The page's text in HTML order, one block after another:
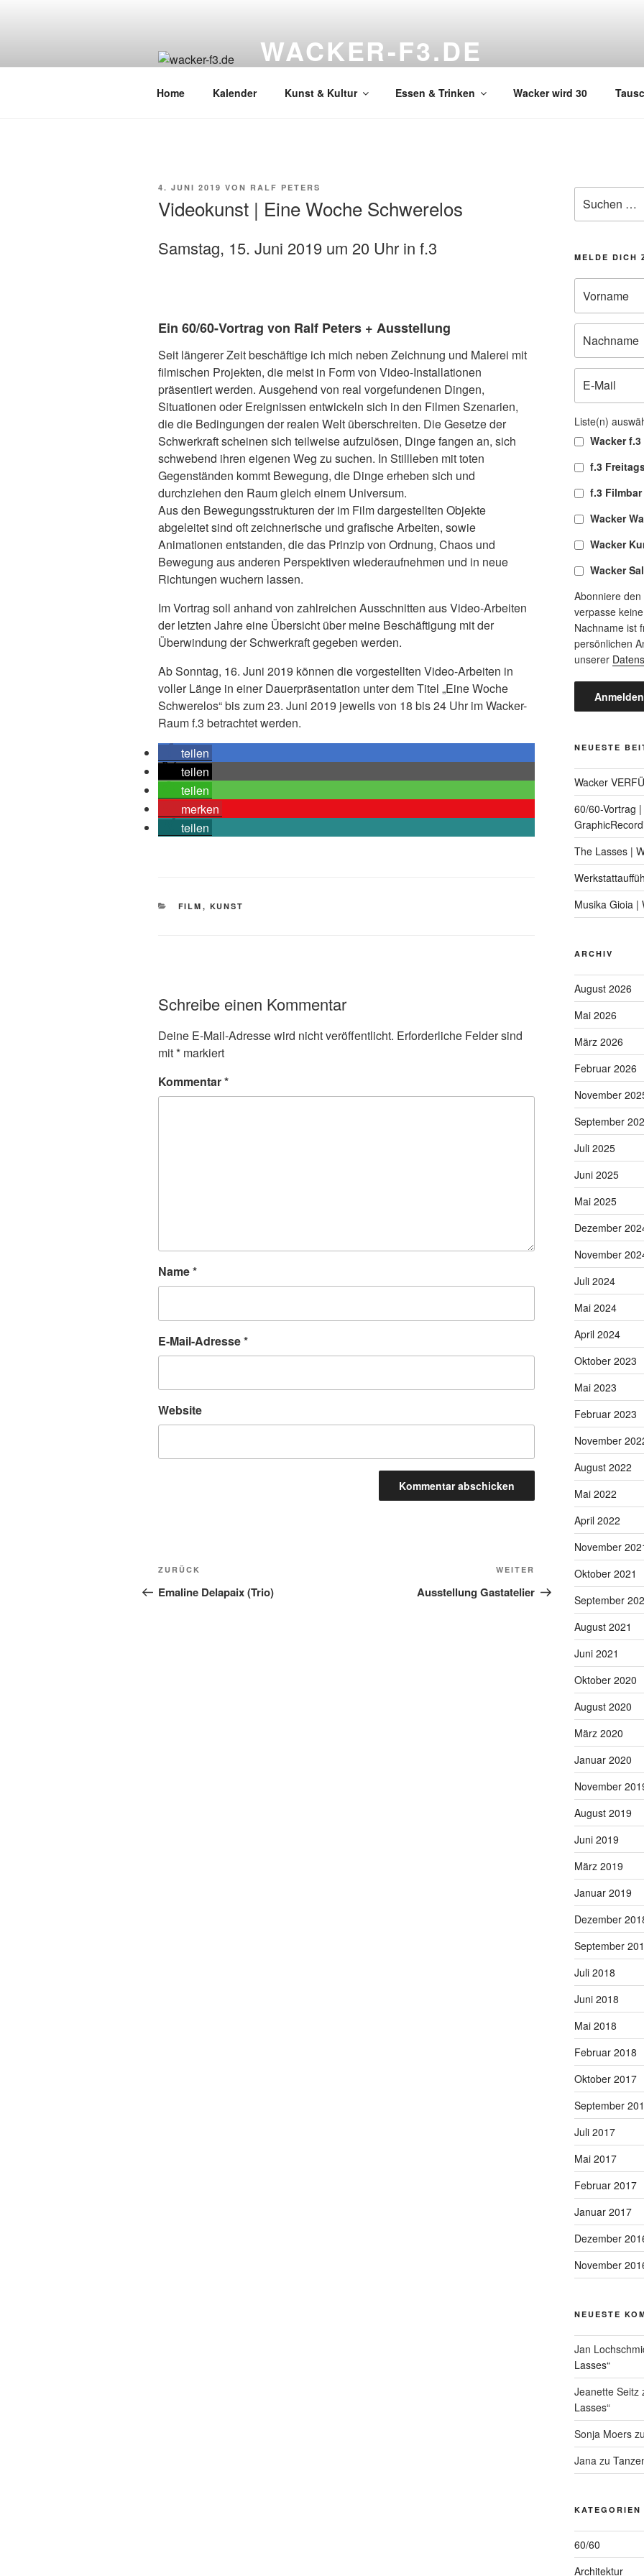
WACKER-F3.DE
Home Kalender Kunst & Kultur Essen & Trinken Wacker wird 30
VERÖFFENTLICHT
4. JUNI 2019 VON RALF PETERS
Videokunst | Eine Woche Schwerelos
Samstag, 15. Juni 2019 um 20 Uhr in f.3
Ein 60/60-Vortrag von Ralf Peters + Ausstellung
Seit längerer Zeit beschäftige ich mich neben Zeichnung und Malerei mit
filmischen Projekten, die meist in Form von Video-Installationen
präsentiert werden. Ausgehend von real vorgefundenen Dingen,
Situationen oder Ereignissen entwickeln sich in den Filmen Szenarien,
die die Bedingungen der realen Welt überschreiten. Die Gesetze der
Schwerkraft scheinen sich teilweise aufzulösen, Dinge fangen an, sich
schwebend ihren eigenen Weg zu suchen. In Stillleben mit toten
Gegenständen kommt Bewegung, die Dinge erheben sich und
durchziehen den Raum gleich einem Universum.
Aus den Bewegungsstrukturen der im Film dargestellten Objekte
abgeleitet sind oft zeichnerische und grafische Arbeiten, sowie
Animationen entstanden, die das Prinzip von Ordnung, Chaos und
Bewegung aus anderen Perspektiven wiederaufnehmen und in neue
Richtungen wuchern lassen.
Im Vortrag soll anhand von zahlreichen Ausschnitten aus Video-Arbeiten
der letzten Jahre eine Übersicht über meine Beschäftigung mit der
Überwindung der Schwerkraft gegeben werden.
Ab Sonntag, 16. Juni 2019 können die vorgestellten Video-Arbeiten in
voller Länge in einer Dauerpräsentation unter dem Titel „Eine Woche
Schwerelos“ bis zum 23. Juni 2019 jeweils von 18 bis 24 Uhr im Wacker-
Raum f.3 betrachtet werden.
teilen
teilen
teilen
merken
teilen
KATEGORIEN
FILM , KUNST
Schreibe einen Kommentar
Deine E-Mail-Adresse wird nicht veröffentlicht. Erforderliche Felder sind
mit* markiert
Kommentar*
Name*
E-Mail-Adresse*
Website
Beitragsnavigation
Vorheriger
Beitrag
ZURÜCK
Emaline Delapaix (Trio)
Nächster
Beitrag
WEITER
Ausstellung Gastatelier
nach:
MELDE DICH
Liste(n)
Wacker
f.3
f.3 Filmbar
Wacker
Wacker
Wacker
Abonniere
verpasse
Nachname ist
persönlichen
unserer
NEUESTE
Wacker
60/60-Vortrag
The Lasses |
Musika Gioia |
ARCHIV
August 2026
Mai 2026
März 2026
Februar 2026
November
September
Juli 2025
Juni 2025
Mai 2025
Dezember
November
Juli 2024
Mai 2024
April 2024
Oktober 2023
Mai 2023
Februar 2023
November
August 2022
Mai 2022
April 2022
November
Oktober 2021
September
August 2021
Juni 2021
Oktober 2020
August 2020
März 2020
Januar 2020
November
August 2019
Juni 2019
März 2019
Januar 2019
Dezember
September
Juli 2018
Juni 2018
Mai 2018
Februar 2018
Oktober 2017
September
Juli 2017
Mai 2017
Februar 2017
Januar 2017
Dezember
November
NEUESTE
Jan
Lasses“
Jeanette Seitz
Lasses“
Sonja Moers
Jana zu
KATEGORIEN
60/60
Architektur